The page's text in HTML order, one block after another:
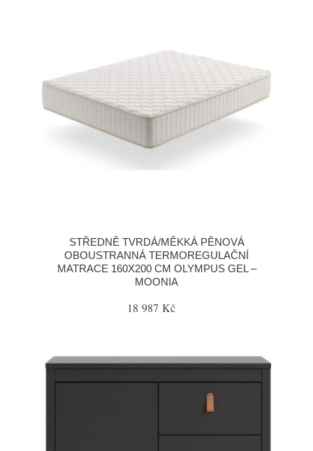
STŘEDNĚ TVRDÁ/MĚKKÁ PĚNOVÁ
OBOUSTRANNÁ TERMOREGULAČNÍ
MATRACE 160X200 CM OLYMPUS GEL –
MOONIA
18 987 Kč